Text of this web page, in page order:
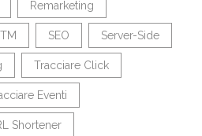
Remarketing
SEO Server-Side
Tracciare Click
Eventi
Shortener